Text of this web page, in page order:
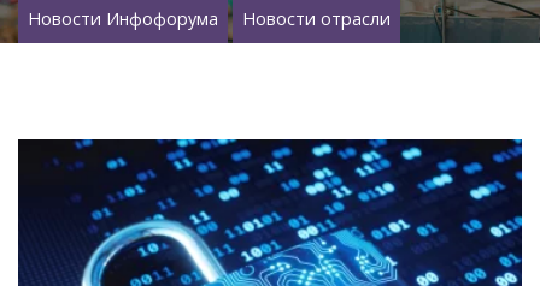
Новости Инфофорума Новости отрасли